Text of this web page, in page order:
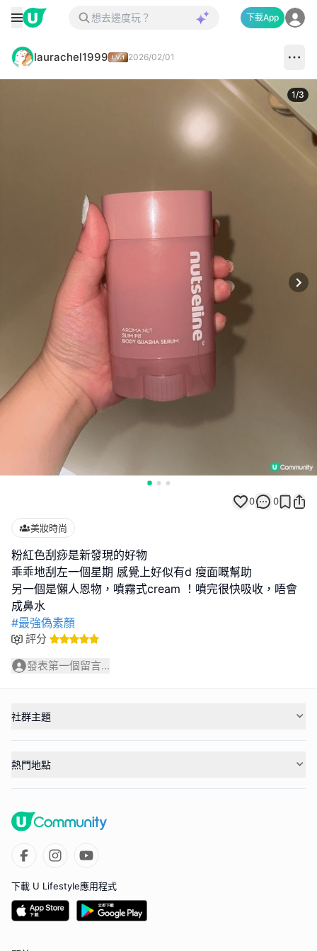
下載App
laurachel1999 2026/02/01
1/3
0 0
美妝時尚
粉紅色刮痧是新發現的好物
乖乖地刮左一個星期 感覺上好似有d 瘦面嘅幫助
另一個是懶人恩物，噴霧式cream ！噴完很快吸收，唔會
#最強偽素顏
評分
發表第一個留言...
社群主題
熱門地點
下載 U Lifestyle應用程式